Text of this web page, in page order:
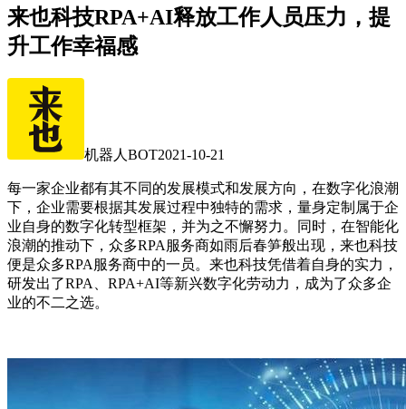
来也科技RPA+AI释放工作人员压力，提
升工作幸福感
机器人BOT2021-10-21
每一家企业都有其不同的发展模式和发展方向，在数字化浪潮
下，企业需要根据其发展过程中独特的需求，量身定制属于企
业自身的数字化转型框架，并为之不懈努力。同时，在智能化
浪潮的推动下，众多RPA服务商如雨后春笋般出现，来也科技
便是众多RPA服务商中的一员。来也科技凭借着自身的实力，
研发出了RPA、RPA+AI等新兴数字化劳动力，成为了众多企
业的不二之选。